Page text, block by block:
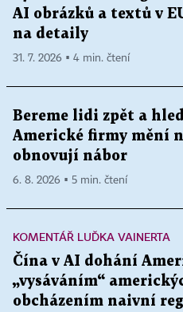
AI obrázků a textů v
na detaily
31. 7. 2026 ▪ 4 min. čtení
Bereme lidi zpět a
Americké firmy mění
obnovují nábor
6. 8. 2026 ▪ 5 min. čtení
KOMENTÁŘ LUĎKA VAINERTA
Čína v AI dohání
„vysáváním“
obcházením naivní